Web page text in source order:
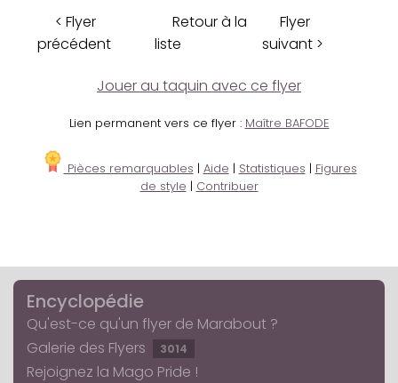
< Flyer
précédent
Retour à la
liste
Flyer
suivant >
Jouer au taquin avec ce flyer
Lien permanent vers ce flyer : Maître BAFODE
Pièces remarquables | Aide | Statistiques | Figures
de style | Contribuer
Encyclopédie
Qu'est-ce qu'un flyer de Marabout ?
Galerie des Flyers
3014
Rejoignez la Mago Pride !